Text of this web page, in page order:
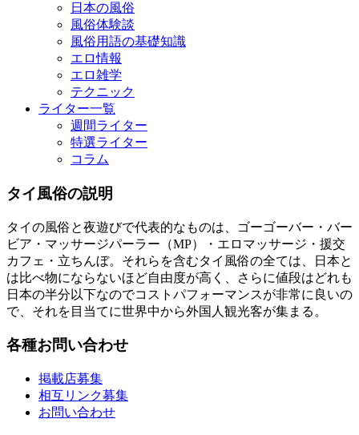
日本の風俗
風俗体験談
風俗用語の基礎知識
エロ情報
エロ雑学
テクニック
ライター一覧
週間ライター
特選ライター
コラム
タイ風俗の説明
タイの風俗と夜遊びで代表的なものは、ゴーゴーバー・バー
ビア・マッサージパーラー（MP）・エロマッサージ・援交
カフェ・立ちんぼ。それらを含むタイ風俗の全ては、日本と
は比べ物にならないほど自由度が高く、さらに値段はどれも
日本の半分以下なのでコストパフォーマンスが非常に良いの
で、それを目当てに世界中から外国人観光客が集まる。
各種お問い合わせ
掲載店募集
相互リンク募集
お問い合わせ